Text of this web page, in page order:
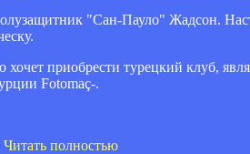
"Сан-Пауло" Жадсон.
хочет приобрести турецкий клуб,
Fotomaç-.
Читать полностью